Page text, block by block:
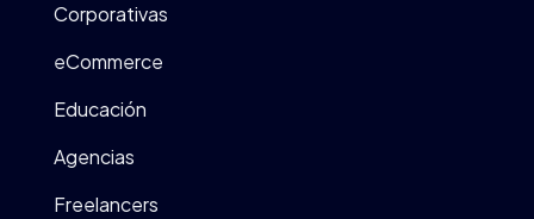
Corporativas
eCommerce
Educación
Agencias
Freelancers